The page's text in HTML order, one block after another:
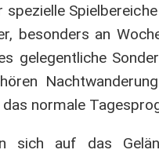
besonders an
gelegentliche
normale
sich auf das